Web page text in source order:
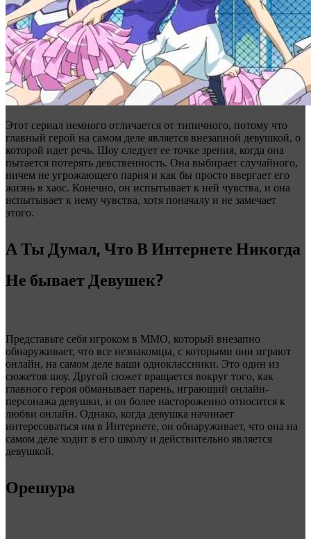
Этот сериал немного отличается от типичного, потому что
главный герой на самом деле является внезапной девушкой, о
которой идет речь. Шоу следует ее точке зрения, когда она
пытается потерять девственность. Она выбирает случайного,
ничем не угрожающего парня и как бы просто ввергает его
жизнь в хаос. Конечно, он испытывает к ней чувства, и она
испытывает к нему чувства, хотя поначалу и не замечает
этого.
А Ты Думал, Что В Интернете Никогда
Не бывает Девушек?
Представьте себя игроком в MMO, который внезапно
обнаруживает, что все незнакомцы, с которыми они играют
онлайн, на самом деле ваши одноклассники. Это один из
сюжетов шоу. Другой сюжет вращается вокруг того, как
главного героя обманывает парень, играющий онлайн-
персонажа девушки, и он более настороженно относится к
любви онлайн. Однако, когда девушка начинает
интересоваться им в Интернете, он обнаруживает, что она на
самом деле ходит в его школу и действительно является
девушкой.
Орешура